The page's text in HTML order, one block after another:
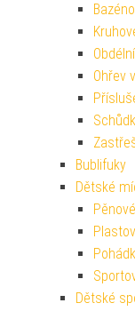
Ohřev
Bublifuky
Dětské
Dětské